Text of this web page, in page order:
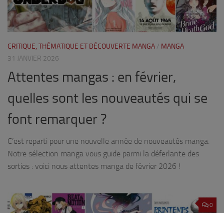
CRITIQUE, THÉMATIQUE ET DÉCOUVERTE MANGA / MANGA
31 JANVIER 2026
Attentes mangas : en février,
quelles sont les nouveautés qui se
font remarquer ?
C’est reparti pour une nouvelle année de nouveautés manga.
Notre sélection manga vous guide parmi la déferlante des
sorties : voici nous attentes manga de février 2026 !
0